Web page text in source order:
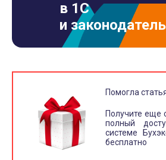
в 1С
и
Помогла
Получите еще
полный
системе
бесплатно